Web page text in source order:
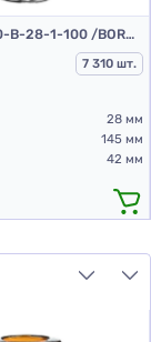
Бутылка 1.210-B-28-1-100 /BORDEAUX (стеклянные бутылки 100 мл)
7 310 шт.
28 мм
145 мм
42 мм